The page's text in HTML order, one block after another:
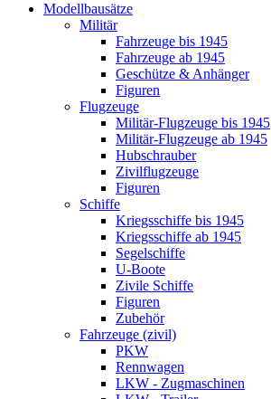
Modellbausätze
Militär
Fahrzeuge bis 1945
Fahrzeuge ab 1945
Geschütze & Anhänger
Figuren
Flugzeuge
Militär-Flugzeuge bis 1945
Militär-Flugzeuge ab 1945
Hubschrauber
Zivilflugzeuge
Figuren
Schiffe
Kriegsschiffe bis 1945
Kriegsschiffe ab 1945
Segelschiffe
U-Boote
Zivile Schiffe
Figuren
Zubehör
Fahrzeuge (zivil)
PKW
Rennwagen
LKW - Zugmaschinen